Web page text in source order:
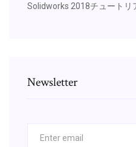
Solidworks 2018チュートリ
Newsletter